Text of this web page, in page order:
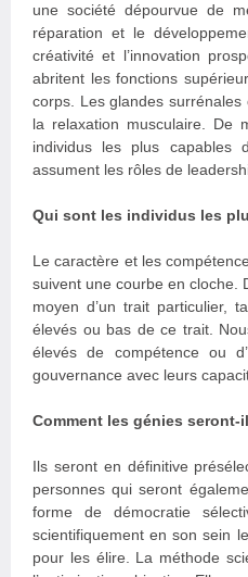
une société dépourvue de
réparation et le
créativité et l’innovation
abritent les fonctions
corps. Les glandes
la relaxation musculaire. De
individus les plus capables
assument les rôles de
Qui sont les individus les
Le caractère et les
suivent une courbe en cloche.
moyen d’un trait particulier,
élevés ou bas de ce trait.
élevés de compétence ou
gouvernance avec leurs
Comment les génies seront-
Ils seront en définitive
personnes qui seront
forme de démocratie
scientifiquement en son sein
pour les élire. La méthode